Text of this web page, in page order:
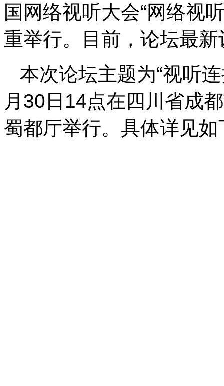
国网络视听大会“网络视
重举行。目前，论坛最
本次论坛主题为“视听
月30日14点在四川省成
蜀都厅举行。具体详见